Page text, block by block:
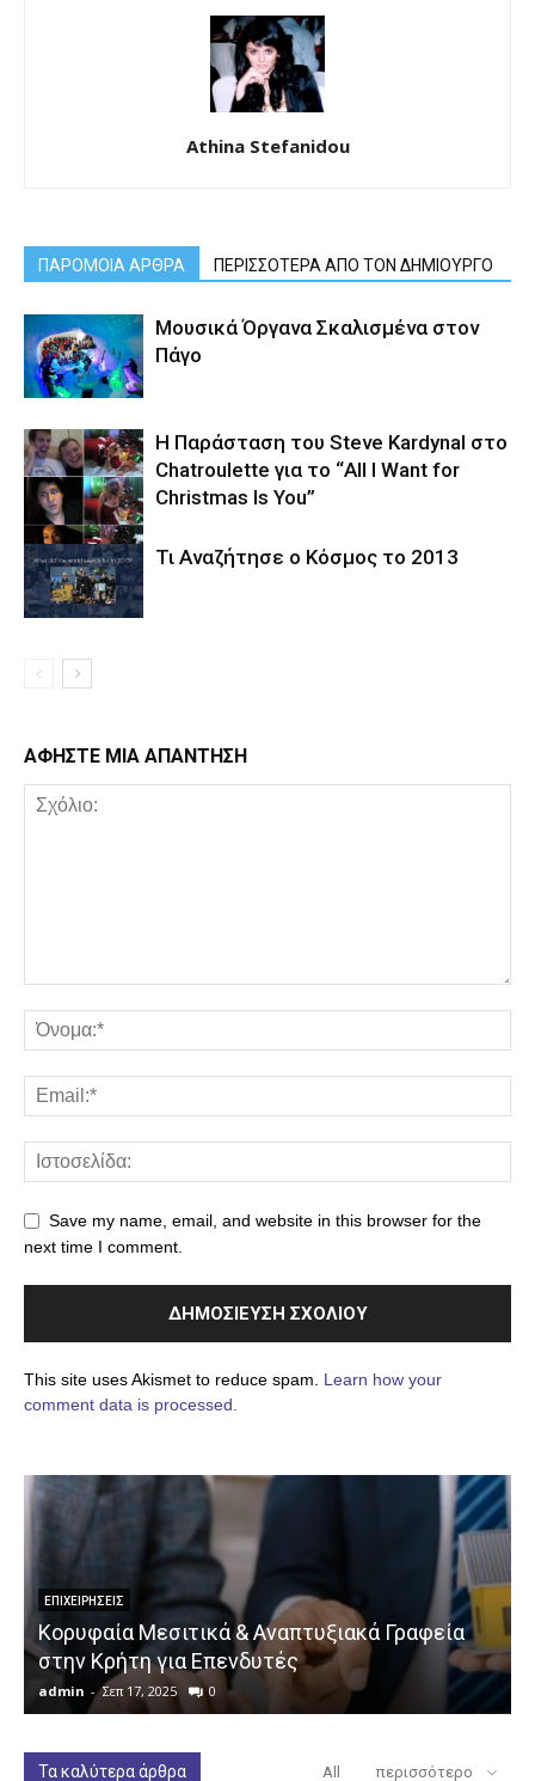
Athina Stefanidou
ΠΑΡΟΜΟΙΑ ΑΡΘΡΑ ΠΕΡΙΣΣΟΤΕΡΑ ΑΠΟ ΤΟΝ ΔΗΜΙΟΥΡΓΟ
Μουσικά Όργανα Σκαλισμένα στον
Πάγο
Η Παράσταση του Steve Kardynal στο
Chatroulette για το “All I Want for
Christmas Is You”
Τι Αναζήτησε ο Κόσμος το 2013
ΑΦΗΣΤΕ ΜΙΑ ΑΠΑΝΤΗΣΗ
Save my name, email, and website in this browser for the
next time I comment.
This site uses Akismet to reduce spam. Learn how your
comment data is processed.
ΕΠΙΧΕΙΡΉΣΕΙΣ
Κορυφαία Μεσιτικά & Αναπτυξιακά Γραφεία
στην Κρήτη για Επενδυτές
admin - Σεπ 17, 2025 0
Τα καλύτερα άρθρα All περισσότερο